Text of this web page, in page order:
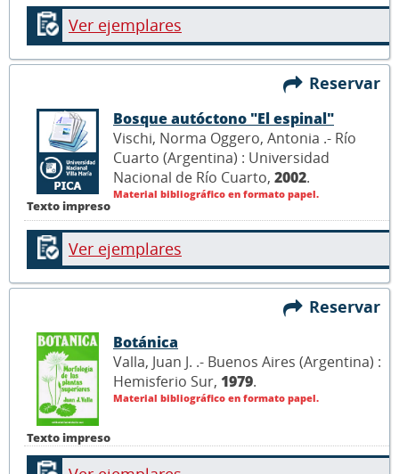
Ver ejemplares
Reservar
Texto impreso
Bosque autóctono "El espinal"
Vischi, Norma Oggero, Antonia .- Río
Cuarto (Argentina) : Universidad
Nacional de Río Cuarto, 2002.
Material bibliográfico en formato papel.
Ver ejemplares
Reservar
Texto impreso
Botánica
Valla, Juan J. .- Buenos Aires (Argentina) :
Hemisferio Sur, 1979.
Material bibliográfico en formato papel.